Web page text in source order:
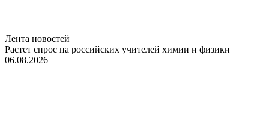
Лента новостей
Растет спрос на российских учителей химии и физики
06.08.2026